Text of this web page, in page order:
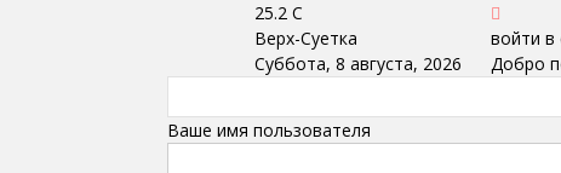
25.2 C
Верх-Суетка
Суббота, 8 августа, 2026
войти в
Добро
Ваше имя пользователя